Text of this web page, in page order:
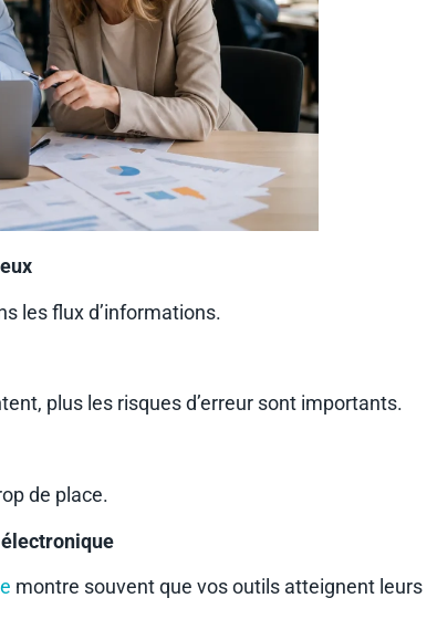
les flux d’informations.
plus les risques d’erreur sont importants.
de place.
montre souvent que vos outils atteignent leurs